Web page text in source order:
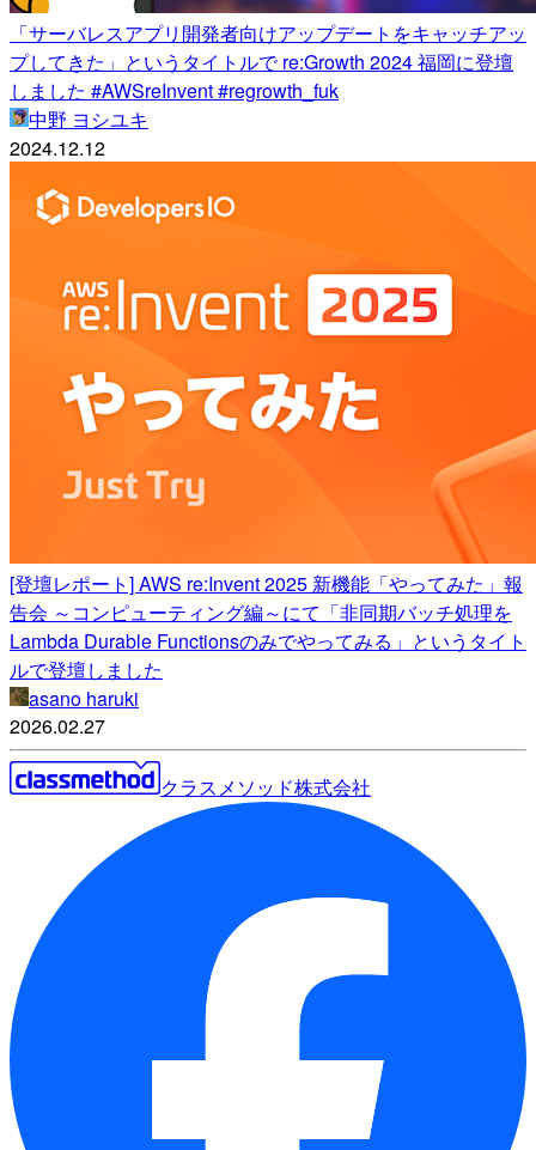
「サーバレスアプリ開発者向けアップデートをキャッチアッ
プしてきた」というタイトルで re:Growth 2024 福岡に登壇
しました #AWSreInvent #regrowth_fuk
中野 ヨシユキ
2024.12.12
[登壇レポート] AWS re:Invent 2025 新機能「やってみた」報
告会 ～コンピューティング編～にて「非同期バッチ処理を
Lambda Durable Functionsのみでやってみる」というタイト
ルで登壇しました
asano haruki
2026.02.27
クラスメソッド株式会社